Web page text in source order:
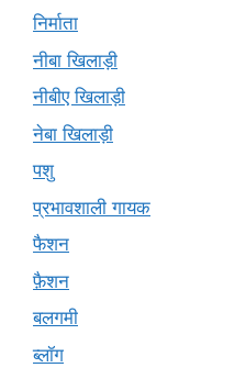
निर्माता
नीबा खिलाड़ी
नीबीए खिलाड़ी
नेबा खिलाड़ी
पशु
प्रभावशाली गायक
फैशन
फ़ैशन
बलगमी
ब्लॉग